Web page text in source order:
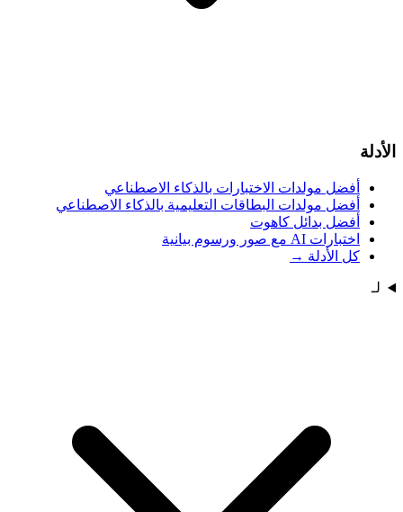
الأدلة
أفضل مولدات الاختبارات بالذكاء الاصطناعي
أفضل مولدات البطاقات التعليمية بالذكاء الاصطناعي
أفضل بدائل كاهوت
اختبارات AI مع صور ورسوم بيانية
كل الأدلة →
لـ